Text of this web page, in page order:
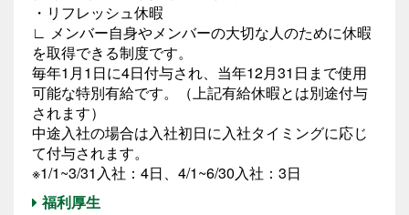
・リフレッシュ休暇
∟ メンバー自身やメンバーの大切な人のために休暇
を取得できる制度です。
毎年1月1日に4日付与され、当年12月31日まで使用
可能な特別有給です。（上記有給休暇とは別途付与
されます）
中途入社の場合は入社初日に入社タイミングに応じ
て付与されます。
※1/1~3/31入社：4日、4/1~6/30入社：3日
福利厚生